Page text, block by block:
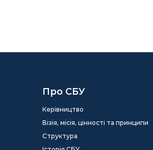
Про СБУ
Керівництво
Візія, місія, цінності та принципи
Структура